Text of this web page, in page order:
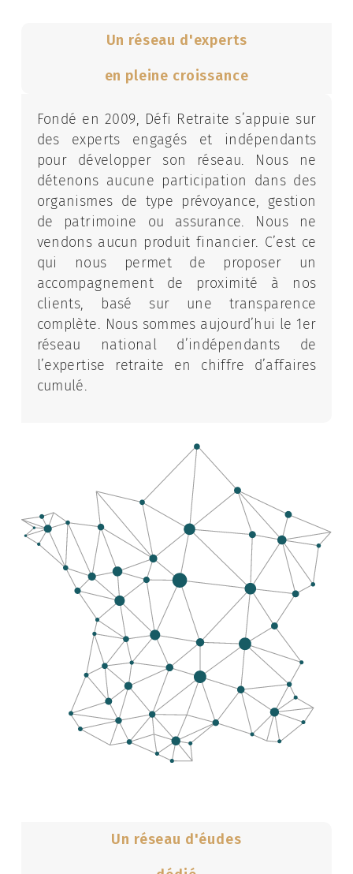
Un réseau d'experts
en pleine croissance
Fondé en 2009, Défi Retraite s’appuie sur
des experts engagés et indépendants
pour développer son réseau. Nous ne
détenons aucune participation dans des
organismes de type prévoyance, gestion
de patrimoine ou assurance. Nous ne
vendons aucun produit financier. C’est ce
qui nous permet de proposer un
accompagnement de proximité à nos
clients, basé sur une transparence
complète. Nous sommes aujourd’hui le 1er
réseau national d’indépendants de
l’expertise retraite en chiffre d’affaires
cumulé.
Un réseau d'éudes